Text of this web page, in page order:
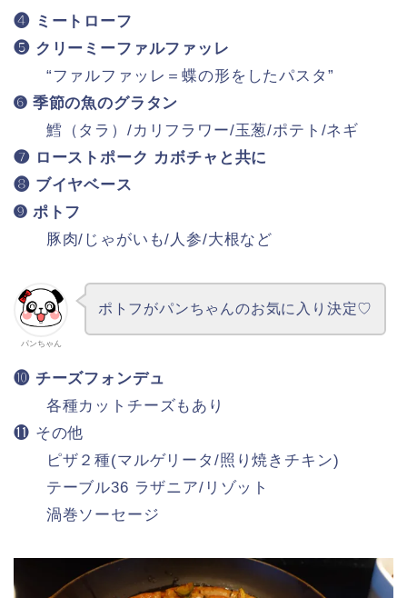
❹ ミートローフ
❺ クリーミーファルファッレ
“ファルファッレ＝蝶の形をしたパスタ”
➏ 季節の魚のグラタン
鱈（タラ）/カリフラワー/玉葱/ポテト/ネギ
❼ ローストポーク カボチャと共に
❽ ブイヤベース
➒ ポトフ
豚肉/じゃがいも/人参/大根など
パンちゃん
ポトフがパンちゃんのお気に入り決定♡
❿ チーズフォンデュ
各種カットチーズもあり
⓫ その他
ピザ２種(マルゲリータ/照り焼きチキン)
テーブル36 ラザニア/リゾット
渦巻ソーセージ